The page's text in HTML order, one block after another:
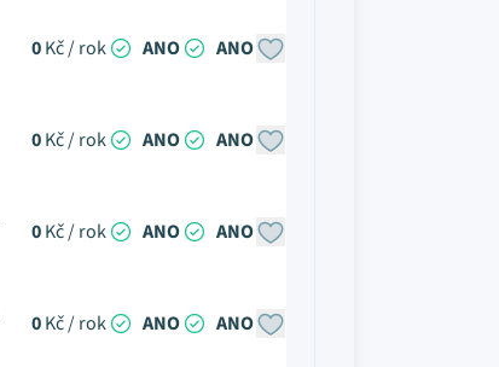
0Kč / rok ANO ANO
0Kč / rok ANO ANO
0Kč / rok ANO ANO
0Kč / rok ANO ANO